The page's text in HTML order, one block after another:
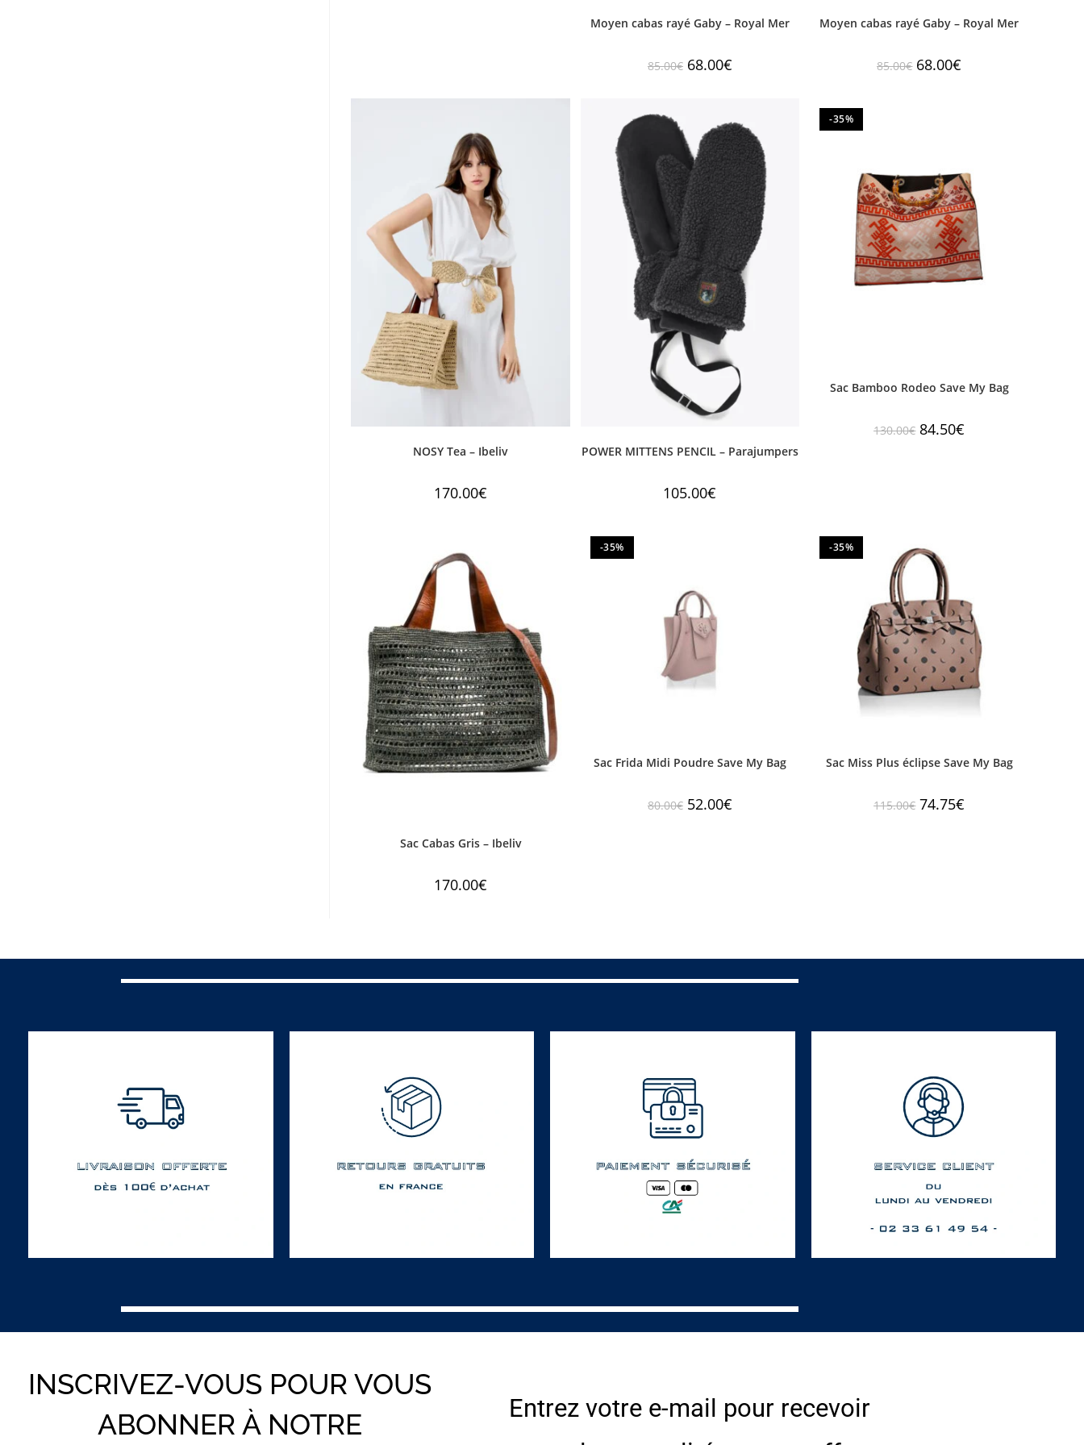
Moyen cabas rayé Gaby – Royal Mer
85.00€ 68.00€
Moyen cabas rayé Gaby – Royal Mer
85.00€ 68.00€
NOSY Tea – Ibeliv
170.00€
POWER MITTENS PENCIL – Parajumpers
105.00€
-35%
Sac Bamboo Rodeo Save My Bag
130.00€ 84.50€
Sac Cabas Gris – Ibeliv
170.00€
-35%
Sac Frida Midi Poudre Save My Bag
80.00€ 52.00€
-35%
Sac Miss Plus éclipse Save My Bag
115.00€ 74.75€
INSCRIVEZ-VOUS POUR VOUS
ABONNER À NOTRE
Entrez votre e-mail pour recevoir